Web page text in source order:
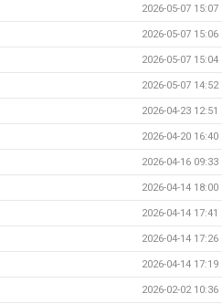
2026-05-07 15:07
2026-05-07 15:06
2026-05-07 15:04
2026-05-07 14:52
2026-04-23 12:51
2026-04-20 16:40
2026-04-16 09:33
2026-04-14 18:00
2026-04-14 17:41
2026-04-14 17:26
2026-04-14 17:19
2026-02-02 10:36